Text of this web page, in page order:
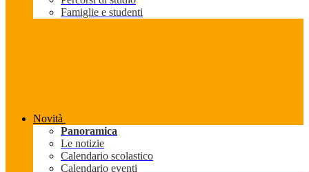
Famiglie e studenti
Novità
Panoramica
Le notizie
Calendario scolastico
Calendario eventi